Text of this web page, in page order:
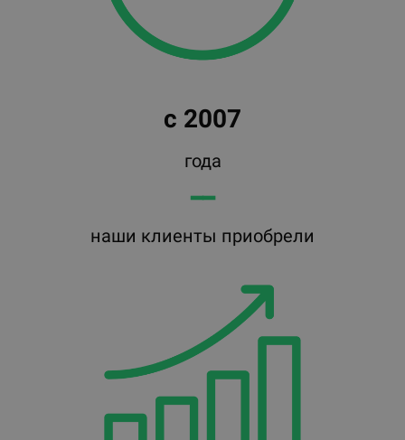
с 2007
года
━━
наши клиенты приобрели